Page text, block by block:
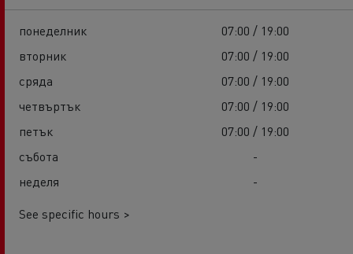
понеделник
07:00 / 19:00
вторник
07:00 / 19:00
сряда
07:00 / 19:00
четвъртък
07:00 / 19:00
петък
07:00 / 19:00
събота
-
неделя
-
See specific hours >